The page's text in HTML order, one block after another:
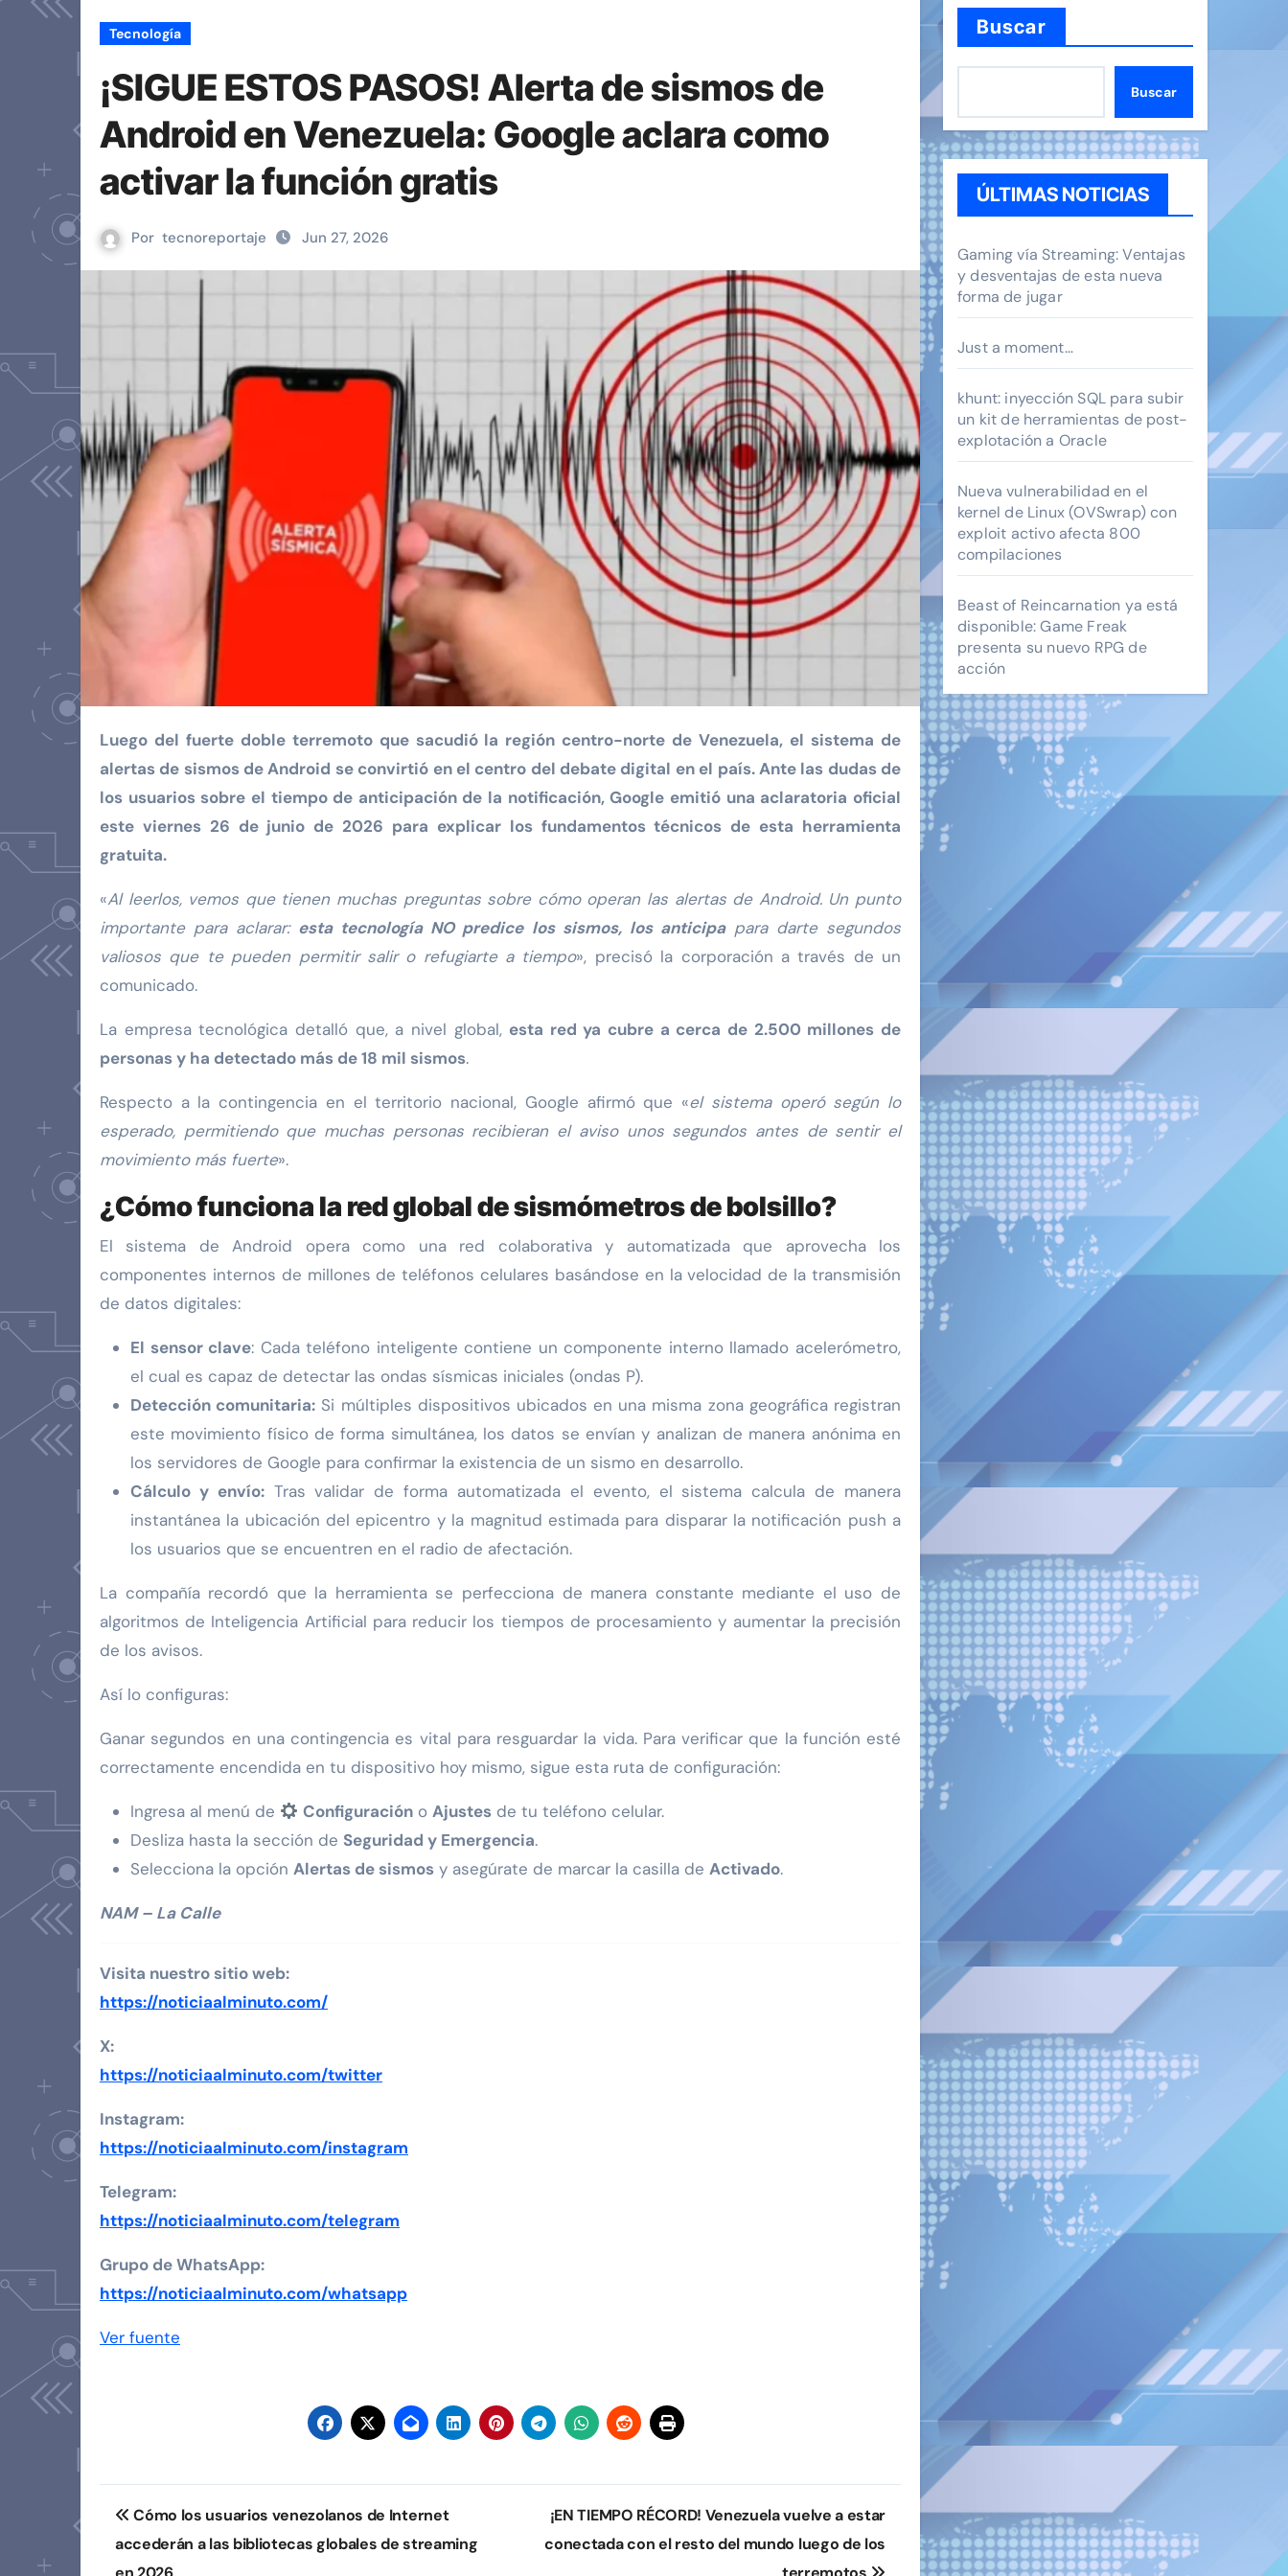
Tecnología
¡SIGUE ESTOS PASOS! Alerta de sismos de
Android en Venezuela: Google aclara como
activar la función gratis
Por tecnoreportaje Jun 27, 2026
Luego del fuerte doble terremoto que sacudió la región centro-norte de Venezuela, el sistema de
alertas de sismos de Android se convirtió en el centro del debate digital en el país. Ante las dudas de
los usuarios sobre el tiempo de anticipación de la notificación, Google emitió una aclaratoria oficial
este viernes 26 de junio de 2026 para explicar los fundamentos técnicos de esta herramienta
gratuita.
«Al leerlos, vemos que tienen muchas preguntas sobre cómo operan las alertas de Android. Un punto
importante para aclarar: esta tecnología NO predice los sismos, los anticipapara darte segundos
valiosos que te pueden permitir salir o refugiarte a tiempo», precisó la corporación a través de un
comunicado.
La empresa tecnológica detalló que, a nivel global, esta red ya cubre a cerca de 2.500 millones de
personas y ha detectado más de 18 mil sismos.
Respecto a la contingencia en el territorio nacional, Google afirmó que «el sistema operó según lo
esperado, permitiendo que muchas personas recibieran el aviso unos segundos antes de sentir el
movimiento más fuerte».
¿Cómo funciona la red global de sismómetros de bolsillo?
El sistema de Android opera como una red colaborativa y automatizada que aprovecha los
componentes internos de millones de teléfonos celulares basándose en la velocidad de la transmisión
de datos digitales:
El sensor clave: Cada teléfono inteligente contiene un componente interno llamado acelerómetro,
el cual es capaz de detectar las ondas sísmicas iniciales (ondas P).
Detección comunitaria: Si múltiples dispositivos ubicados en una misma zona geográfica registran
este movimiento físico de forma simultánea, los datos se envían y analizan de manera anónima en
los servidores de Google para confirmar la existencia de un sismo en desarrollo.
Cálculo y envío:Tras validar de forma automatizada el evento, el sistema calcula de manera
instantánea la ubicación del epicentro y la magnitud estimada para disparar la notificación push a
los usuarios que se encuentren en el radio de afectación.
La compañía recordó que la herramienta se perfecciona de manera constante mediante el uso de
algoritmos de Inteligencia Artificial para reducir los tiempos de procesamiento y aumentar la precisión
de los avisos.
Así lo configuras:
Ganar segundos en una contingencia es vital para resguardar la vida. Para verificar que la función esté
correctamente encendida en tu dispositivo hoy mismo, sigue esta ruta de configuración:
Ingresa al menú de Configuración oAjustes de tu teléfono celular.
Desliza hasta la sección de Seguridad y Emergencia.
Selecciona la opción Alertas de sismos y asegúrate de marcar la casilla de Activado.
NAM – La Calle
Visita nuestro sitio web:
https://noticiaalminuto.com/
X:
https://noticiaalminuto.com/twitter
Instagram:
https://noticiaalminuto.com/instagram
Telegram:
https://noticiaalminuto.com/telegram
Grupo de WhatsApp:
https://noticiaalminuto.com/whatsapp
Ver fuente
Navegación
de
Cómo los usuarios venezolanos de Internet
accederán a las bibliotecas globales de streaming
¡EN TIEMPO RÉCORD! Venezuela vuelve a estar
conectada con el resto del mundo luego de los
Buscar
Buscar
ÚLTIMAS NOTICIAS
Gaming vía Streaming: Ventajas
y desventajas de esta nueva
forma de jugar
Just a moment…
khunt: inyección SQL para subir
un kit de herramientas de post-
explotación a Oracle
Nueva vulnerabilidad en el
kernel de Linux (OVSwrap) con
exploit activo afecta 800
compilaciones
Beast of Reincarnation ya está
disponible: Game Freak
presenta su nuevo RPG de
acción